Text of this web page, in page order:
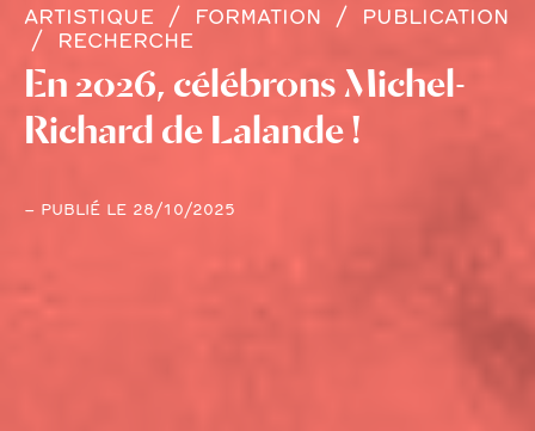
ARTISTIQUE FORMATION
PUBLICATION
RECHERCHE
En 2026, célébrons Michel-
Richard de Lalande !
– PUBLIÉ LE 28/10/2025